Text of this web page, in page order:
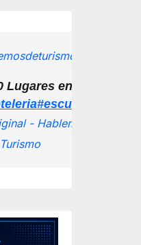
Lugares en los que
- Hablemos de
Turismo